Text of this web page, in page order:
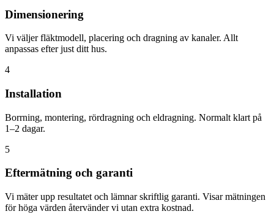
Dimensionering
Vi väljer fläktmodell, placering och dragning av kanaler. Allt
anpassas efter just ditt hus.
4
Installation
Borrning, montering, rördragning och eldragning. Normalt klart på
1–2 dagar.
5
Eftermätning och garanti
Vi mäter upp resultatet och lämnar skriftlig garanti. Visar mätningen
för höga värden återvänder vi utan extra kostnad.